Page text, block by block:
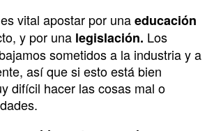
vital apostar por unaeducación
y por una legislación. Los
sometidos a la industria y a
así que si esto está bien
difícil hacer las cosas mal o